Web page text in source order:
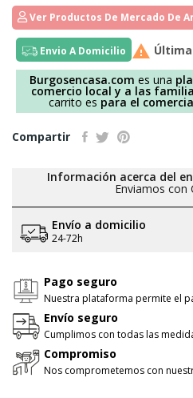
Ver Productos De Mercado De
Envio A Domicilio 
Burgosencasa.com es una
comercio local y a las
carrito es para el
Compartir
Información acerca del
Enviamos con
Envío a domicilio
24-72h
Pago seguro
Nuestra plataforma permite el
Envío seguro
Cumplimos con todas las
Compromiso
Nos comprometemos con